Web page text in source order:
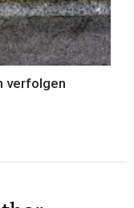
verfolgen